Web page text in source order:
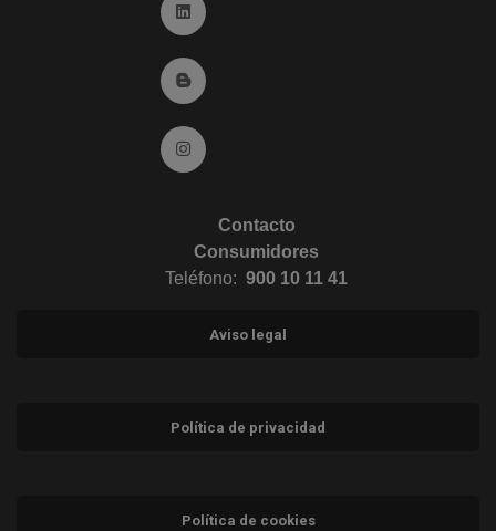
Ir a Linkedin (abre en ventana nueva)
Ir al Blog (abre en ventana nueva)
Ir a Instagram (abre en ventana nueva)
Contacto
Consumidores
Teléfono: 900 10 11 41
Aviso legal
Política de privacidad
Política de cookies